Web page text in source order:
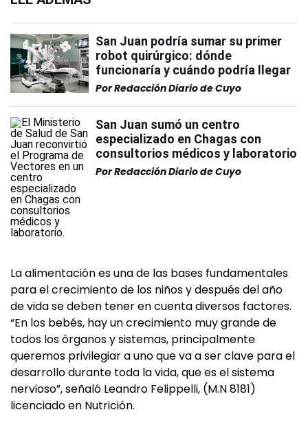
San Juan podría sumar su primer
robot quirúrgico: dónde
funcionaría y cuándo podría llegar
PorRedacción Diario de Cuyo
San Juan sumó un centro
especializado en Chagas con
consultorios médicos y laboratorio
PorRedacción Diario de Cuyo
La alimentación es una de las bases fundamentales
para el crecimiento de los niños y después del año
de vida se deben tener en cuenta diversos factores.
“En los bebés, hay un crecimiento muy grande de
todos los órganos y sistemas, principalmente
queremos privilegiar a uno que va a ser clave para el
desarrollo durante toda la vida, que es el sistema
nervioso”, señaló Leandro Felippelli, (M.N 8181)
licenciado en Nutrición.